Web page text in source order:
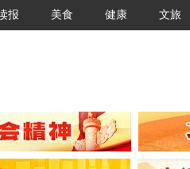
报 美食 健康 文旅